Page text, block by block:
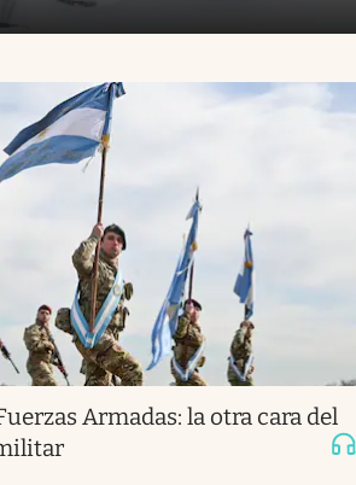
Armadas: la otra cara del